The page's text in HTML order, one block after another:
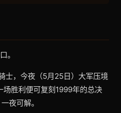
。
士，今夜（5月25日）大军压境
胜利便可复刻1999年的总决
夜可解。